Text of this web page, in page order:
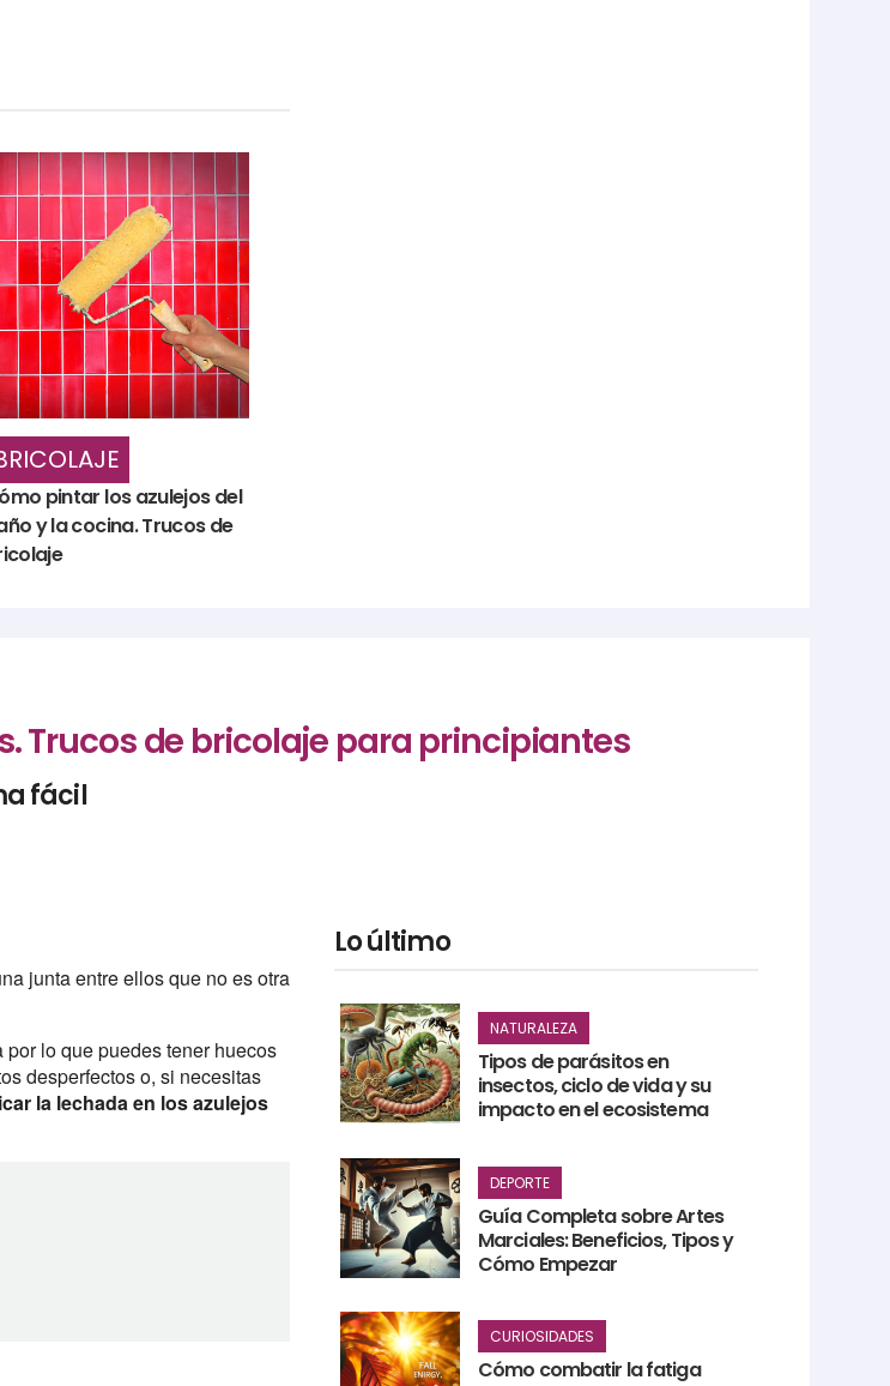
pintar los azulejos del
y la cocina. Trucos de
Trucos de bricolaje para principiantes
fácil
junta entre ellos que no es otra
lo que puedes tener huecos
desperfectos o, si necesitas
la lechada en los azulejos
Lo último
NATURALEZA
Tipos de parásitos en
insectos, ciclo de vida y su
impacto en el ecosistema
DEPORTE
Guía Completa sobre Artes
Marciales: Beneficios, Tipos y
Cómo Empezar
CURIOSIDADES
Cómo combatir la fatiga